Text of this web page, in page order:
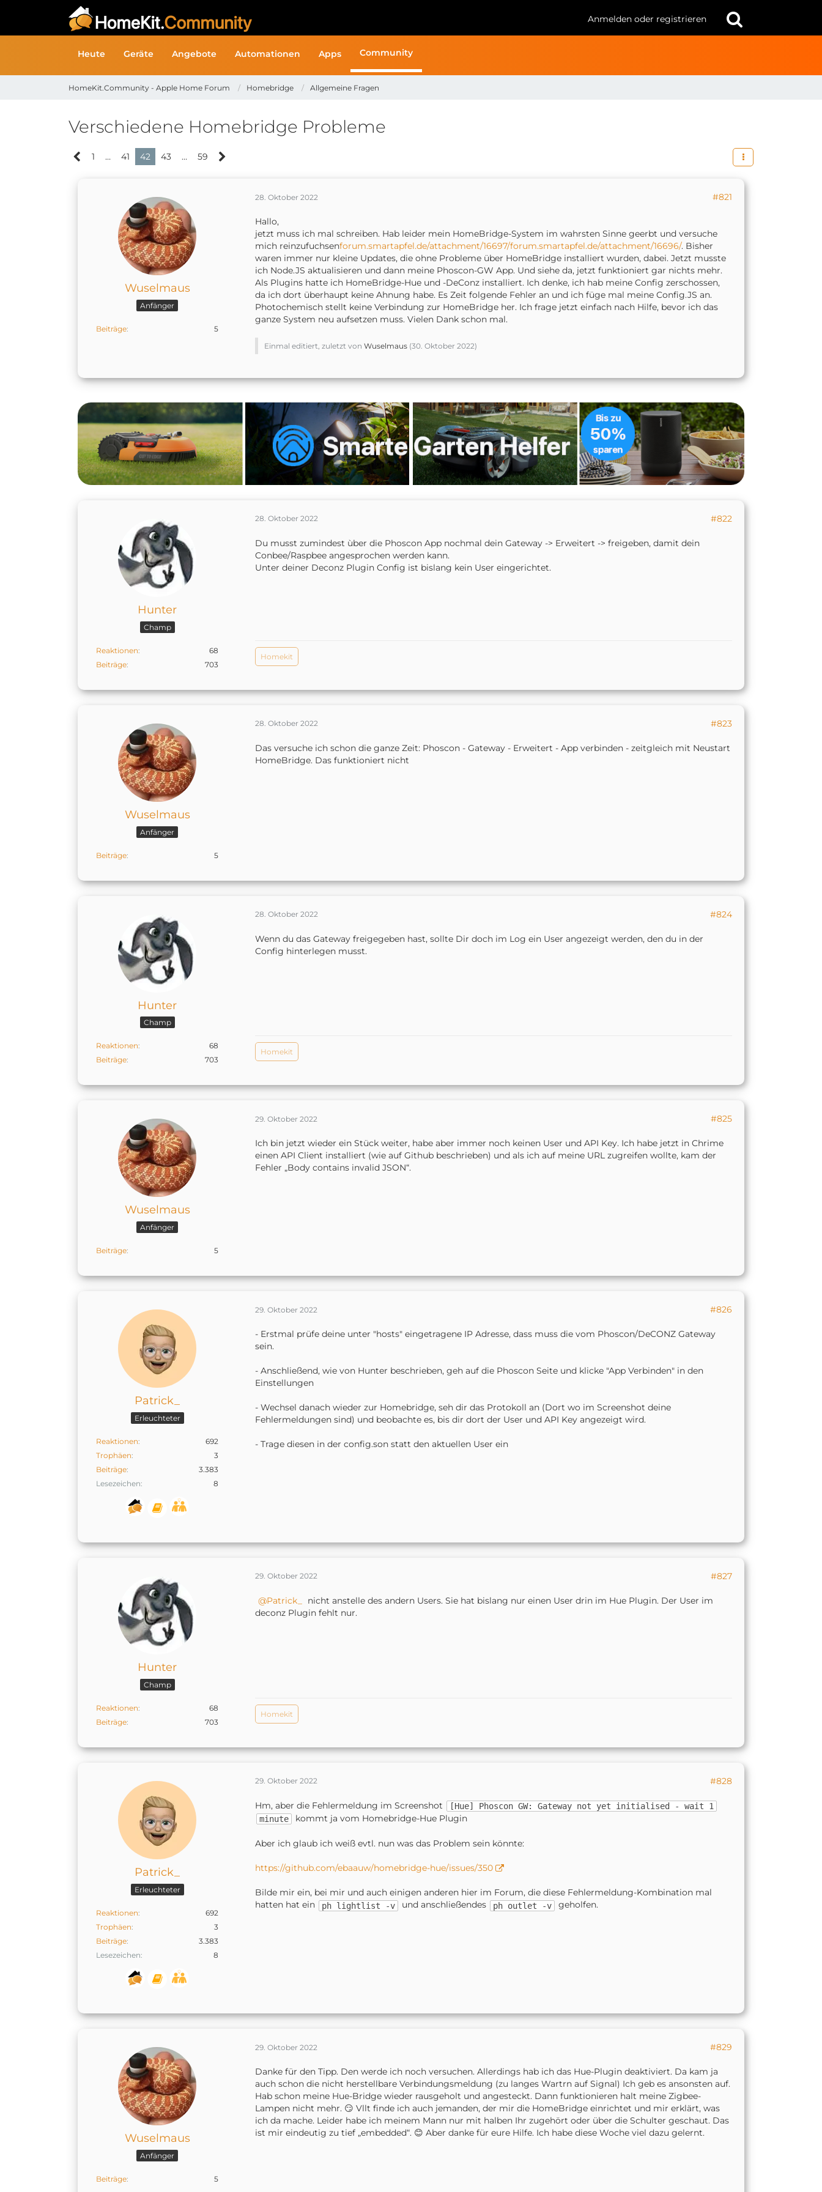
Anmelden oder registrieren
Heute Geräte Angebote Automationen Apps Community
HomeKit.Community - Apple Home Forum Homebridge Allgemeine Fragen
Verschiedene Homebridge Probleme
1 … 41 42 43 … 59
Wuselmaus
Anfänger
Beiträge 5
28. Oktober 2022 #821
Hallo,
jetzt muss ich mal schreiben. Hab leider mein HomeBridge-System im wahrsten Sinne geerbt und versuche
mich reinzufuchsenforum.smartapfel.de/attachment/16697/forum.smartapfel.de/attachment/16696/. Bisher
waren immer nur kleine Updates, die ohne Probleme über HomeBridge installiert wurden, dabei. Jetzt musste
ich Node.JS aktualisieren und dann meine Phoscon-GW App. Und siehe da, jetzt funktioniert gar nichts mehr.
Als Plugins hatte ich HomeBridge-Hue und -DeConz installiert. Ich denke, ich hab meine Config zerschossen,
da ich dort überhaupt keine Ahnung habe. Es Zeit folgende Fehler an und ich füge mal meine Config.JS an.
Photochemisch stellt keine Verbindung zur HomeBridge her. Ich frage jetzt einfach nach Hilfe, bevor ich das
ganze System neu aufsetzen muss. Vielen Dank schon mal.
Einmal editiert, zuletzt von Wuselmaus (30. Oktober 2022)
Hunter
Champ
Reaktionen
68
Beiträge
703
28. Oktober 2022 #822
Du musst zumindest ùber die Phoscon App nochmal dein Gateway -> Erweitert -> freigeben, damit dein
Conbee/Raspbee angesprochen werden kann.
Unter deiner Deconz Plugin Config ist bislang kein User eingerichtet.
Homekit
Wuselmaus
Anfänger
Beiträge 5
28. Oktober 2022 #823
Das versuche ich schon die ganze Zeit: Phoscon - Gateway - Erweitert - App verbinden - zeitgleich mit Neustart
HomeBridge. Das funktioniert nicht
Hunter
Champ
Reaktionen
68
Beiträge
703
28. Oktober 2022 #824
Wenn du das Gateway freigegeben hast, sollte Dir doch im Log ein User angezeigt werden, den du in der
Config hinterlegen musst.
Homekit
Wuselmaus
Anfänger
Beiträge 5
29. Oktober 2022 #825
Ich bin jetzt wieder ein Stück weiter, habe aber immer noch keinen User und API Key. Ich habe jetzt in Chrime
einen API Client installiert (wie auf Github beschrieben) und als ich auf meine URL zugreifen wollte, kam der
Fehler „Body contains invalid JSON“.
Patrick_
Erleuchteter
Reaktionen
692
Trophäen
3
Beiträge
3.383
Lesezeichen
8
29. Oktober 2022 #826
- Erstmal prüfe deine unter "hosts" eingetragene IP Adresse, dass muss die vom Phoscon/DeCONZ Gateway
sein.
- Anschließend, wie von Hunter beschrieben, geh auf die Phoscon Seite und klicke "App Verbinden" in den
Einstellungen
- Wechsel danach wieder zur Homebridge, seh dir das Protokoll an (Dort wo im Screenshot deine
Fehlermeldungen sind) und beobachte es, bis dir dort der User und API Key angezeigt wird.
- Trage diesen in der config.son statt den aktuellen User ein
Hunter
Champ
Reaktionen
68
Beiträge
703
29. Oktober 2022 #827
Patrick_
nicht anstelle des andern Users. Sie hat bislang nur einen User drin im Hue Plugin. Der User im
deconz Plugin fehlt nur.
Homekit
Patrick_
Erleuchteter
Reaktionen
692
Trophäen
3
Beiträge
3.383
Lesezeichen
8
29. Oktober 2022 #828
Hm, aber die Fehlermeldung im Screenshot
[Hue] Phoscon GW: Gateway not yet initialised - wait 1
minute
kommt ja vom Homebridge-Hue Plugin
Aber ich glaub ich weiß evtl. nun was das Problem sein könnte:
https://github.com/ebaauw/homebridge-hue/issues/350
Bilde mir ein, bei mir und auch einigen anderen hier im Forum, die diese Fehlermeldung-Kombination mal
hatten hat ein
ph lightlist -v und anschließendes ph outlet -v geholfen.
Wuselmaus
Anfänger
Beiträge 5
29. Oktober 2022 #829
Danke für den Tipp. Den werde ich noch versuchen. Allerdings hab ich das Hue-Plugin deaktiviert. Da kam ja
auch schon die nicht herstellbare Verbindungsmeldung (zu langes Wartrn auf Signal) Ich geb es ansonsten auf.
Hab schon meine Hue-Bridge wieder rausgeholt und angesteckt. Dann funktionieren halt meine Zigbee-
Lampen nicht mehr. 😏 Vllt finde ich auch jemanden, der mir die HomeBridge einrichtet und mir erklärt, was
ich da mache. Leider habe ich meinem Mann nur mit halben Ihr zugehört oder über die Schulter geschaut. Das
ist mir eindeutig zu tief „embedded“. 😊 Aber danke für eure Hilfe. Ich habe diese Woche viel dazu gelernt.